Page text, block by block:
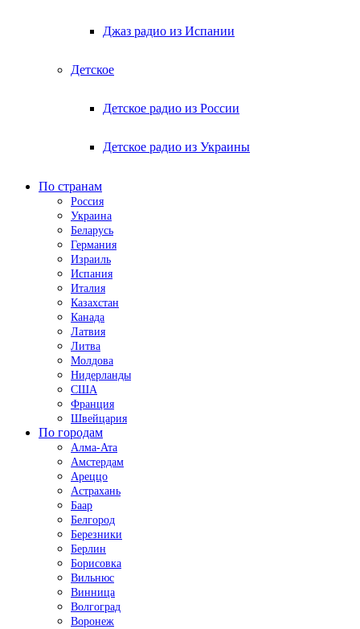
Джаз радио из Испании
Детское
Детское радио из России
Детское радио из Украины
По странам
Россия
Украина
Беларусь
Германия
Израиль
Испания
Италия
Казахстан
Канада
Латвия
Литва
Молдова
Нидерланды
США
Франция
Швейцария
По городам
Алма-Ата
Амстердам
Ареццо
Астрахань
Баар
Белгород
Березники
Берлин
Борисовка
Вильнюс
Винница
Волгоград
Воронеж